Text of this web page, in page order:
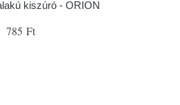
kiszúró - ORION
785 Ft